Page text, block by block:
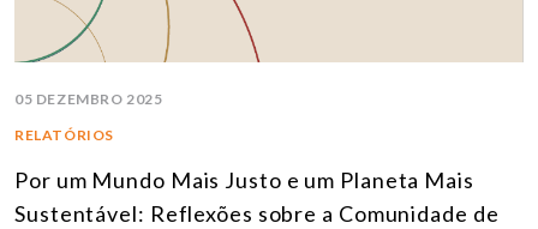
05 DEZEMBRO 2025
RELATÓRIOS
Por um Mundo Mais Justo e um Planeta Mais
Sustentável: Reflexões sobre a Comunidade de